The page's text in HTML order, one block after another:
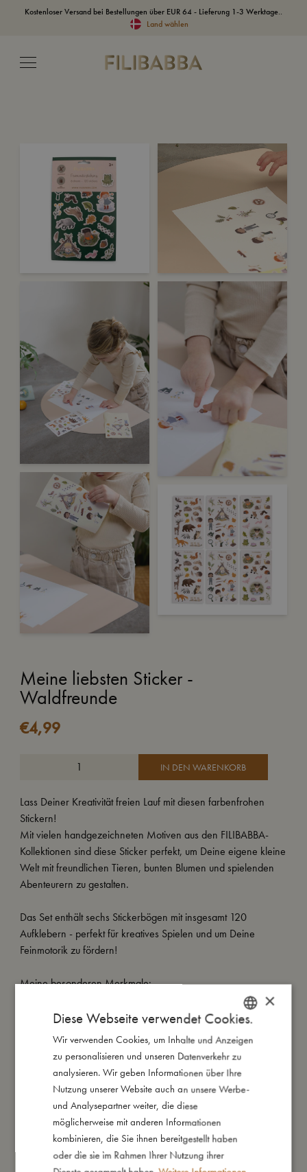
Kostenloser Versand bei Bestellungen über EUR 64 - Lieferung 1-3 Werktage..
Land wählen
Meine liebsten Sticker -
Waldfreunde
€4,99
IN DEN WARENKORB
Lass Deiner Kreativität freien Lauf mit diesen farbenfrohen
Stickern!
Mit vielen handgezeichneten Motiven aus den FILIBABBA-
Kollektionen sind diese Sticker perfekt, um Deine eigene kleine
Welt mit freundlichen Tieren, bunten Blumen und spielenden
Abenteurern zu gestalten.
Das Set enthält sechs Stickerbögen mit insgesamt 120
Aufklebern - perfekt für kreatives Spielen und um Deine
Feinmotorik zu fördern!
Meine besonderen Merkmale:
- Mit beliebten Motiven aus den FILIBABBA-Kollektionen.
- Fördert Feinmotorik und kreatives Spielen.
- Geeignet ab 3 Jahren.
So groß bin ich
Daraus bin ich gemacht
DANISH
ENGLISH
GERMAN
×
Diese Webseite verwendet Cookies.
Wir verwenden Cookies, um Inhalte und Anzeigen
zu personalisieren und unseren Datenverkehr zu
analysieren. Wir geben Informationen über Ihre
Nutzung unserer Website auch an unsere Werbe-
und Analysepartner weiter, die diese
möglicherweise mit anderen Informationen
kombinieren, die Sie ihnen bereitgestellt haben
oder die sie im Rahmen Ihrer Nutzung ihrer